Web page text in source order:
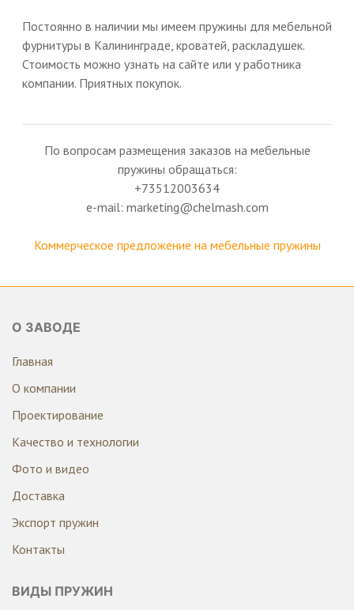
Постоянно в наличии мы имеем пружины для мебельной
фурнитуры в Калининграде, кроватей, раскладушек.
Стоимость можно узнать на сайте или у работника
компании. Приятных покупок.
По вопросам размещения заказов на мебельные
пружины обращаться:
+73512003634
e-mail: marketing@chelmash.com
Коммерческое предложение на мебельные пружины
О ЗАВОДЕ
Главная
О компании
Проектирование
Качество и технологии
Фото и видео
Доставка
Экспорт пружин
Контакты
ВИДЫ ПРУЖИН